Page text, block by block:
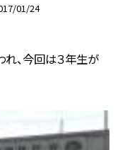
01/24
れ、今回は３年生が